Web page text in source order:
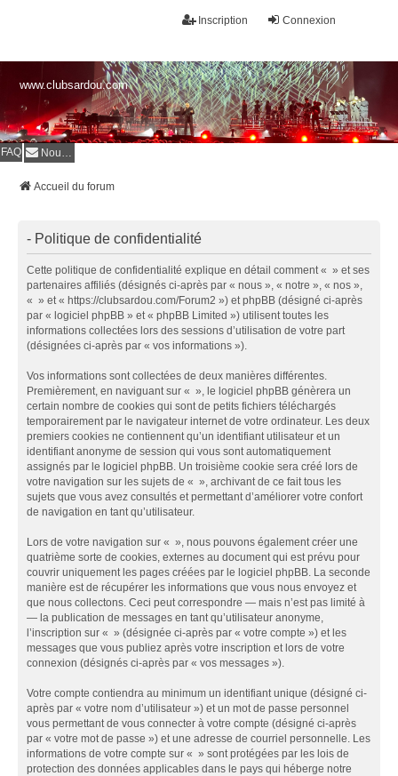
Connexion
Inscription
www.clubsardou.com
FAQ Nous contacter
Accueil du forum
- Politique de confidentialité
Cette politique de confidentialité explique en détail comment « » et ses
partenaires affiliés (désignés ci-après par « nous », « notre », « nos »,
« » et « https://clubsardou.com/Forum2 ») et phpBB (désigné ci-après
par « logiciel phpBB » et « phpBB Limited ») utilisent toutes les
informations collectées lors des sessions d’utilisation de votre part
(désignées ci-après par « vos informations »).
Vos informations sont collectées de deux manières différentes.
Premièrement, en naviguant sur « », le logiciel phpBB génèrera un
certain nombre de cookies qui sont de petits fichiers téléchargés
temporairement par le navigateur internet de votre ordinateur. Les deux
premiers cookies ne contiennent qu’un identifiant utilisateur et un
identifiant anonyme de session qui vous sont automatiquement
assignés par le logiciel phpBB. Un troisième cookie sera créé lors de
votre navigation sur les sujets de « », archivant de ce fait tous les
sujets que vous avez consultés et permettant d’améliorer votre confort
de navigation en tant qu’utilisateur.
Lors de votre navigation sur « », nous pouvons également créer une
quatrième sorte de cookies, externes au document qui est prévu pour
couvrir uniquement les pages créées par le logiciel phpBB. La seconde
manière est de récupérer les informations que vous nous envoyez et
que nous collectons. Ceci peut correspondre — mais n’est pas limité à
— la publication de messages en tant qu’utilisateur anonyme,
l’inscription sur « » (désignée ci-après par « votre compte ») et les
messages que vous publiez après votre inscription et lors de votre
connexion (désignés ci-après par « vos messages »).
Votre compte contiendra au minimum un identifiant unique (désigné ci-
après par « votre nom d’utilisateur ») et un mot de passe personnel
vous permettant de vous connecter à votre compte (désigné ci-après
par « votre mot de passe ») et une adresse de courriel personnelle. Les
informations de votre compte sur « » sont protégées par les lois de
protection des données applicables dans le pays qui héberge notre